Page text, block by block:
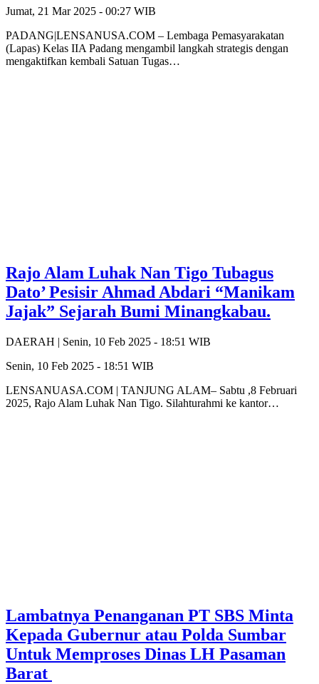
Jumat, 21 Mar 2025 - 00:27 WIB
PADANG|LENSANUSA.COM – Lembaga Pemasyarakatan
(Lapas) Kelas IIA Padang mengambil langkah strategis dengan
mengaktifkan kembali Satuan Tugas…
Rajo Alam Luhak Nan Tigo Tubagus
Dato’ Pesisir Ahmad Abdari “Manikam
Jajak” Sejarah Bumi Minangkabau.
DAERAH | Senin, 10 Feb 2025 - 18:51 WIB
Senin, 10 Feb 2025 - 18:51 WIB
LENSANUASA.COM | TANJUNG ALAM– Sabtu ,8 Februari
2025, Rajo Alam Luhak Nan Tigo. Silahturahmi ke kantor…
Lambatnya Penanganan PT SBS Minta
Kepada Gubernur atau Polda Sumbar
Untuk Memproses Dinas LH Pasaman
Barat